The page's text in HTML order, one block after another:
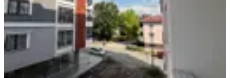
2+1·90 m²·4. Kat·23.07.2026
2.750.000 ₺
RE/MAX TARGET Olcay Numan Şuay
Ara